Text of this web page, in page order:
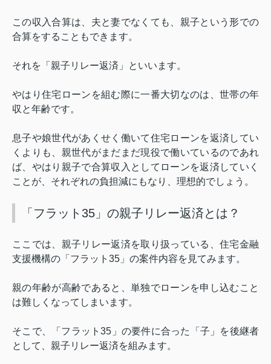
この収入合算は、夫と妻でなくても、親子という形での
合算をすることもできます。
それを「親子リレー返済」といいます。
やはり住宅ローンを組む際に一番大切なのは、世帯の年
収と年齢です。
息子や娘世代があくせく働いて住宅ローンを返済してい
くよりも、親世代がまだまだ現役で働いているのであれ
ば、やはり親子で合算収入としてローンを返済していく
ことが、それぞれの負担減にもなり、理想的でしょう。
「フラット35」の親子リレー返済とは？
ここでは、親子リレー返済を取り扱っている、住宅金融
支援機構の「フラット 35 」の案件内容を見てみます。
親の年齢が高齢であると、単独でローンを申し込むこと
は難しくなってしまいます。
そこで、「フラット35 」の要件に合った「子」を後継者
として、親子リレー返済を組みます。